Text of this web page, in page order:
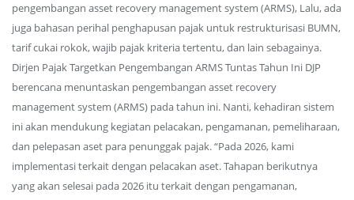
pengembangan asset recovery management system (ARMS), Lalu, ada
juga bahasan perihal penghapusan pajak untuk restrukturisasi BUMN,
tarif cukai rokok, wajib pajak kriteria tertentu, dan lain sebagainya.
Dirjen Pajak Targetkan Pengembangan ARMS Tuntas Tahun Ini DJP
berencana menuntaskan pengembangan asset recovery
management system (ARMS) pada tahun ini. Nanti, kehadiran sistem
ini akan mendukung kegiatan pelacakan, pengamanan, pemeliharaan,
dan pelepasan aset para penunggak pajak. “Pada 2026, kami
implementasi terkait dengan pelacakan aset. Tahapan berikutnya
yang akan selesai pada 2026 itu terkait dengan pengamanan,